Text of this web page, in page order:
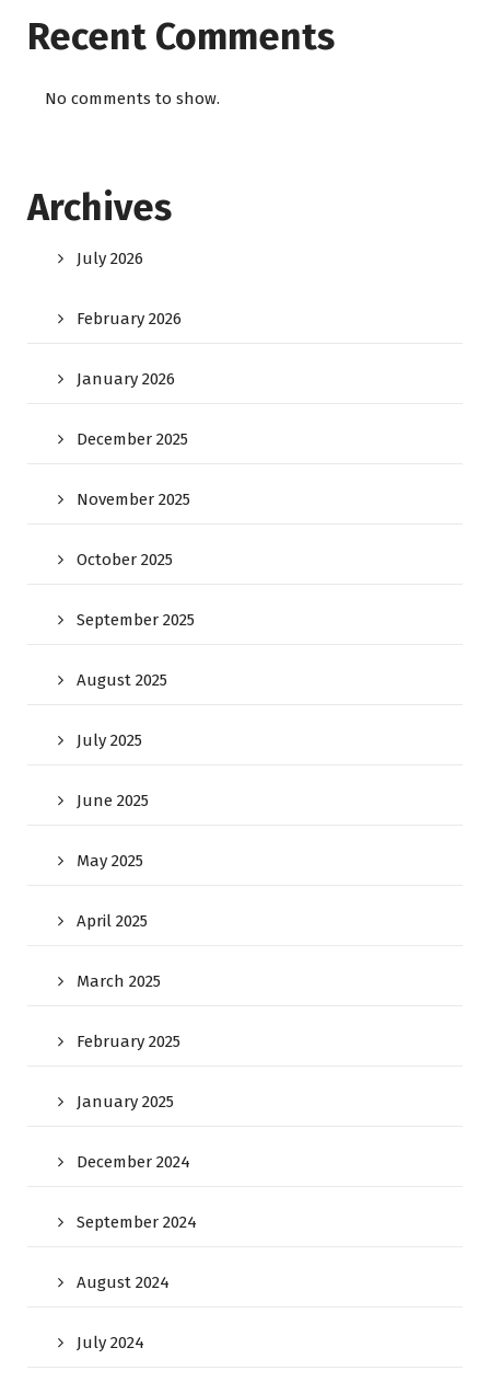
Recent Comments
No comments to show.
Archives
July 2026
February 2026
January 2026
December 2025
November 2025
October 2025
September 2025
August 2025
July 2025
June 2025
May 2025
April 2025
March 2025
February 2025
January 2025
December 2024
September 2024
August 2024
July 2024